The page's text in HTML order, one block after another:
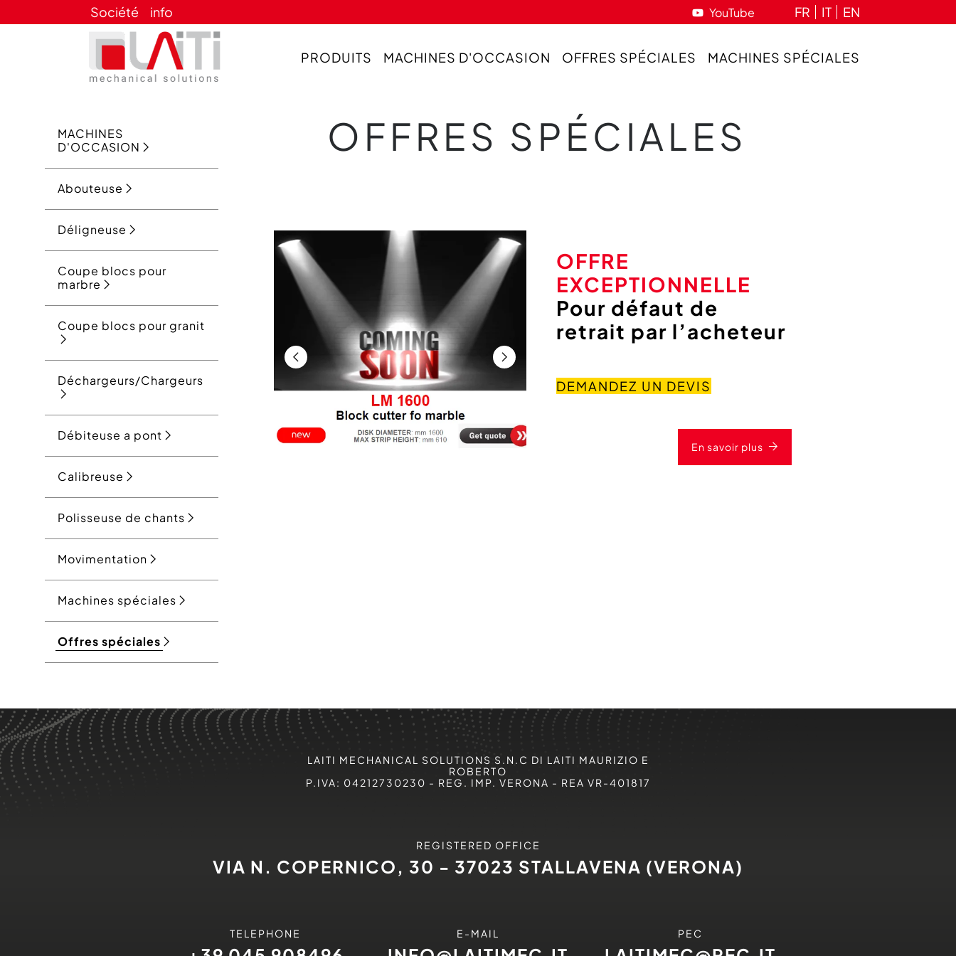
Société info YouTube FR IT EN
PRODUITS MACHINES D'OCCASION OFFRES SPÉCIALES MACHINES SPÉCIALES
MACHINES
D'OCCASION
Abouteuse
Déligneuse
Coupe blocs pour
marbre
Coupe blocs pour granit
Déchargeurs/Chargeurs
Débiteuse a pont
Calibreuse
Polisseuse de chants
Movimentation
Machines spéciales
Offres spéciales
OFFRES SPÉCIALES
OFFRE
EXCEPTIONNELLE
Pour défaut de
retrait par l’acheteur
DEMANDEZ UN DEVIS
En savoir plus
LAITI MECHANICAL SOLUTIONS S.N.C DI LAITI MAURIZIO E
ROBERTO
P.IVA: 04212730230 - REG. IMP. VERONA - REA VR-401817
REGISTERED OFFICE
VIA N. COPERNICO, 30 - 37023 STALLAVENA (VERONA)
TELEPHONE E-MAIL PEC